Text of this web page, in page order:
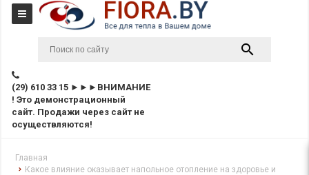
(29) 610 33 15 ►►►ВНИМАНИЕ
! Это демонстрационный
сайт. Продажи через сайт не
осуществляются!
Главная
Какое влияние оказывает напольное отопление на здоровье и